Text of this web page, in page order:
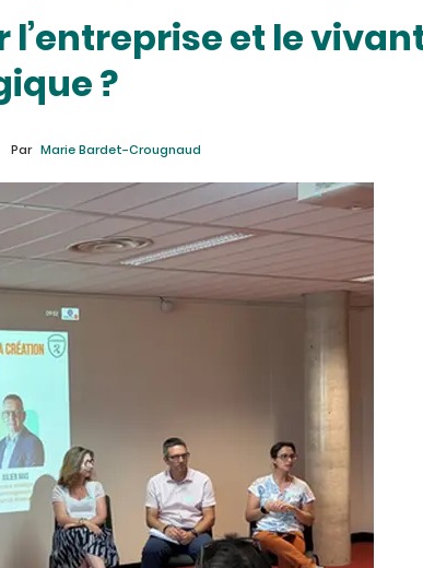
l’entreprise et le
?
Par Marie Bardet-Crougnaud